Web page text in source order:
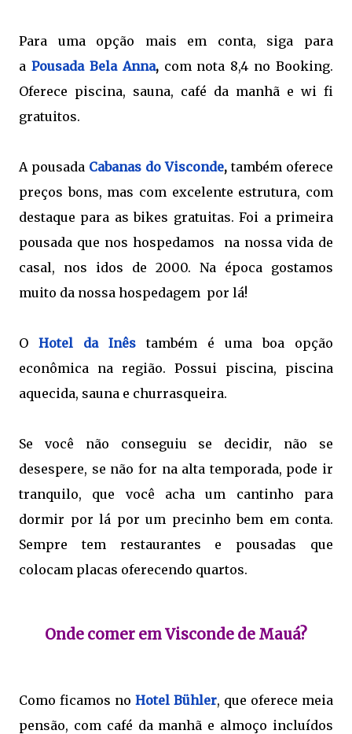
Para uma opção mais em conta, siga para
a Pousada Bela Anna, com nota 8,4 no Booking.
Oferece piscina, sauna, café da manhã e wi fi
gratuitos.
A pousada Cabanas do Visconde,também oferece
preços bons, mas com excelente estrutura, com
destaque para as bikes gratuitas. Foi a primeira
pousada que nos hospedamos na nossa vida de
casal, nos idos de 2000. Na época gostamos
muito da nossa hospedagem por lá!
O Hotel da Inês também é uma boa opção
econômica na região. Possui piscina, piscina
aquecida, sauna e churrasqueira.
Se você não conseguiu se decidir, não se
desespere, se não for na alta temporada, pode ir
tranquilo, que você acha um cantinho para
dormir por lá por um precinho bem em conta.
Sempre tem restaurantes e pousadas que
colocam placas oferecendo quartos.
Onde comer em Visconde de Mauá?
Como ficamos no Hotel Bühler, que oferece meia
pensão, com café da manhã e almoço incluídos